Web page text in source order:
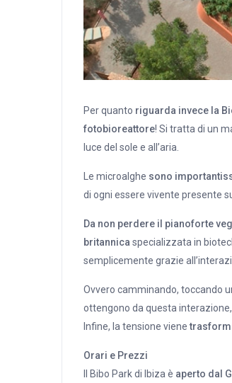
Per quanto riguarda invece la
fotobioreattore! Si tratta di un
luce del sole e all’aria.
Le microalghe sono
di ogni essere vivente presente
Da non perdere il pianoforte
britannica specializzata in
semplicemente grazie
Ovvero camminando, toccando
ottengono da questa
Infine, la tensione viene
Orari e Prezzi
Il Bibo Park di Ibiza è aperto dal